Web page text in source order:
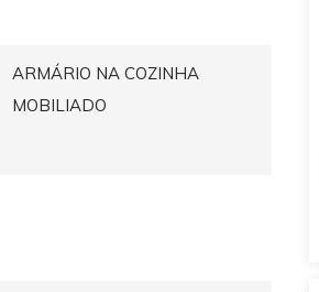
ARMÁRIO NA COZINHA
MOBILIADO